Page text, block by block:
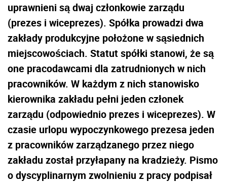
uprawnieni są dwaj członkowie zarządu
(prezes i wiceprezes). Spółka prowadzi dwa
zakłady produkcyjne położone w sąsiednich
miejscowościach. Statut spółki stanowi, że są
one pracodawcami dla zatrudnionych w nich
pracowników. W każdym z nich stanowisko
kierownika zakładu pełni jeden członek
zarządu (odpowiednio prezes i wiceprezes). W
czasie urlopu wypoczynkowego prezesa jeden
z pracowników zarządzanego przez niego
zakładu został przyłapany na kradzieży. Pismo
o dyscyplinarnym zwolnieniu z pracy podpisał